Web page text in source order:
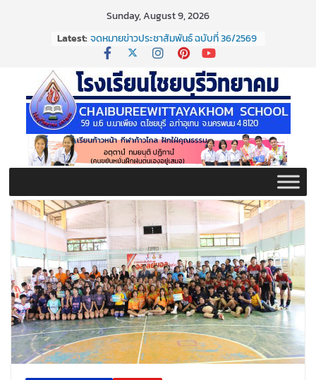
Sunday, August 9, 2026
Latest: จดหมายข่าวประชาสัมพันธ์ ฉบับที่ 36/2569
ประจำเดือนมิถุนายน 2569
กิจกรรมวันสุนทรภู่ ประจำปี ๒๕๖๙
จดหมายข่าวประชาสัมพันธ์ ฉบับที่ 38/2569
ประจำเดือนมิถุนายน 2569
จดหมายข่าวประชาสัมพันธ์ ฉบับที่ 37/2569
ประจำเดือนมิถุนายน 2569